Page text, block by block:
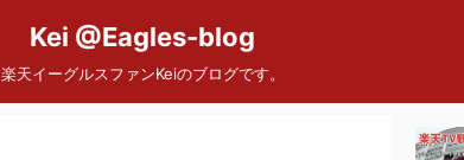
Kei @Eagles-blog
楽天イーグルスファンKeiのブログです。